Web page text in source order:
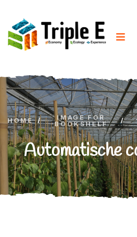
HOME /
IMAGE FOR
BOOKSHELF
/
Automatische